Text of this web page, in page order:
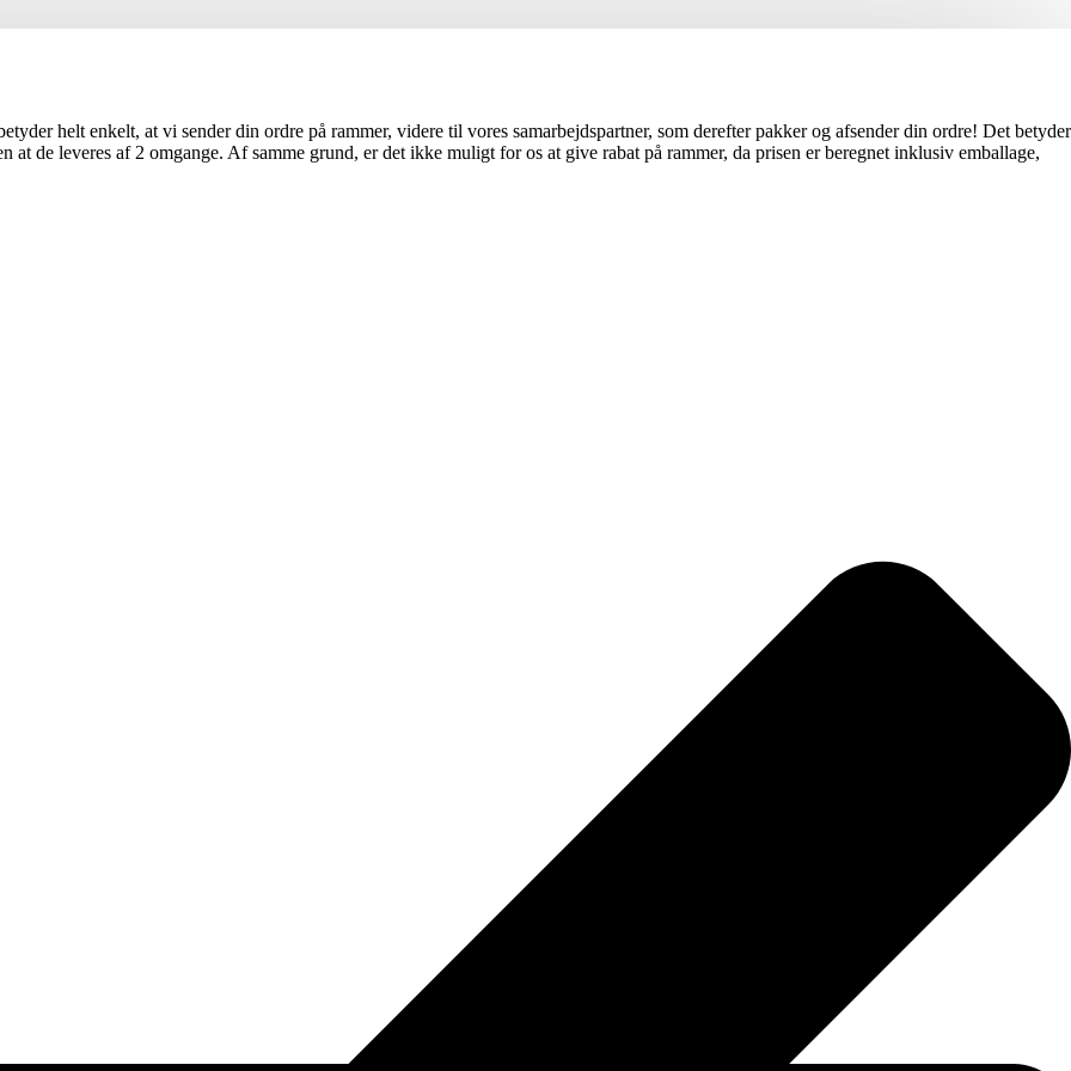
helt enkelt, at vi sender din ordre på rammer, videre til vores samarbejdspartner, som derefter pakker og afsender din ordre! Det betyder
at de leveres af 2 omgange. Af samme grund, er det ikke muligt for os at give rabat på rammer, da prisen er beregnet inklusiv emballage,